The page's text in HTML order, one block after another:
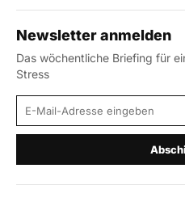
Newsletter anmelden
Das wöchentliche Briefing für
Stress
E-Mail-Adresse